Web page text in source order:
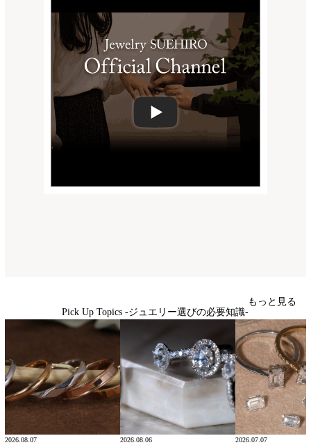
Pick Up Topics -ジュエリー選びの必要知識-
もっと見る
2026.08.07
2026.08.06
2026.07.07